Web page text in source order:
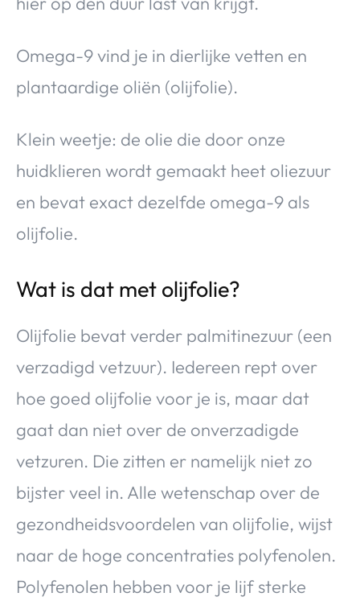
Omega-9 vind je in dierlijke vetten en
plantaardige oliën (olijfolie).
Klein weetje: de olie die door onze
huidklieren wordt gemaakt heet oliezuur
en bevat exact dezelfde omega-9 als
olijfolie.
Wat is dat met olijfolie?
Olijfolie bevat verder palmitinezuur (een
verzadigd vetzuur). Iedereen rept over
hoe goed olijfolie voor je is, maar dat
gaat dan niet over de onverzadigde
vetzuren. Die zitten er namelijk niet zo
bijster veel in. Alle wetenschap over de
gezondheidsvoordelen van olijfolie, wijst
naar de hoge concentraties polyfenolen.
Polyfenolen hebben voor je lijf sterke